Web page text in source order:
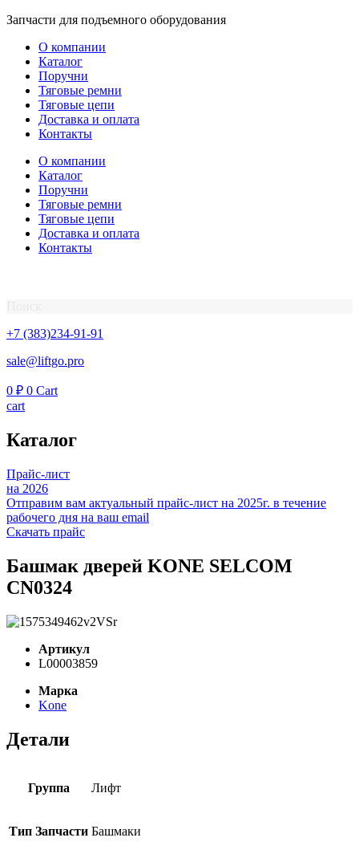
Перейти
содержимому
Запчасти для подъемного оборудования
О компании
Каталог
Поручни
Тяговые ремни
Тяговые цепи
Доставка и оплата
Контакты
О компании
Каталог
Поручни
Тяговые ремни
Тяговые цепи
Доставка и оплата
Контакты
+7 (383)234-91-91
sale@liftgo.pro
0 ₽ 0 Cart
cart
Каталог
Прайс-лист
на 2026
Отправим вам актуальный прайс-лист на 2025г. в течение
рабочего дня на ваш email
Скачать прайс
Башмак дверей KONE SELCOM
CN0324
Артикул
L00003859
Марка
Kone
Детали
Группа Лифт
Тип Запчасти Башмаки